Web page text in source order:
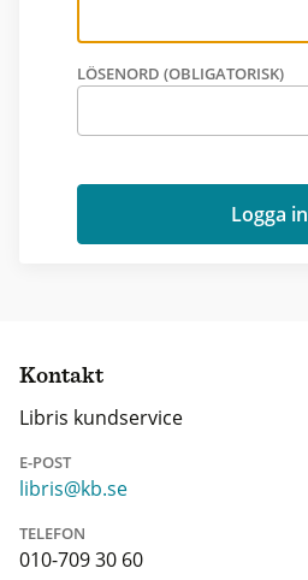
LÖSENORD (OBLIGATORISK)
Logga in
Kontakt
Libris kundservice
E-POST
libris@kb.se
TELEFON
010-709 30 60